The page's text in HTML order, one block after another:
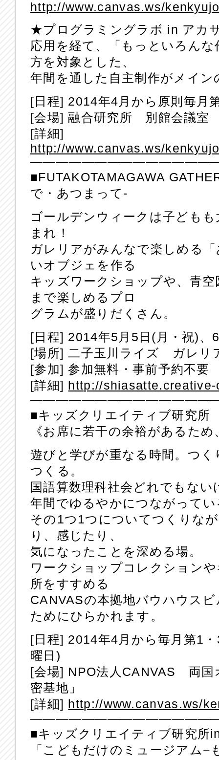
http://www.canvas.ws/
★プログラミングラボ in アカ
応用を経て、「もっといろん
方を対象とした、
年間を通した自主制作がメイ
[日程] 2014年4月から原則毎月
[会場] 融合研究所 別館会議室
[詳細]
http://www.canvas.ws/
■FUTAKOTAMAGAWA
で・あつまって-
ゴールデンウィークは子ども
まれ！
ガレリアがみんなで楽しめる
いオブジェを作る
キッズワークショップや、青
まで楽しめるプロ
グラムが盛りだくさん。
[日程] 2014年5月5日(月・祝)
[場所] 二子玉川ライズ ガレリ
[参加] 参加無料・事前予約不要
[詳細] http://
■キッズクリエイティブ研究
《お席に若干の余裕があるた
遊びと学びが重なる時間。つ
つくる。
国語算数理科社会どれでもな
年間でゆるやかにつながって
その1つ1つについてつくりな
り、感じたり、
気になったことを深める場。
ワークショップコレクション
所をすすめる
CANVASの本拠地バウハウス
ためにひらかれます。
[日程] 2014年4月から毎月第1
曜日)
[会場] NPO法人CANVAS 両国
密基地」
[詳細] http://www.canvas.ws/
■キッズクリエイティブ研究所
「こどもだけのミュージアム−